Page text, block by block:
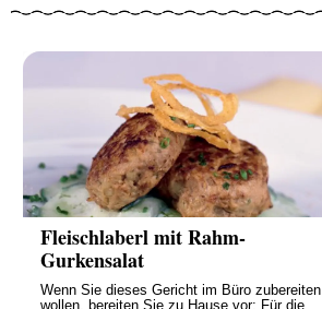
Fleischlaberl mit Rahm-
Gurkensalat
Wenn Sie dieses Gericht im Büro zubereiten
wollen, bereiten Sie zu Hause vor: Für die